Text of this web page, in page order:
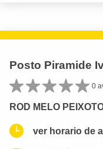
Posto Piramide
0
ROD MELO
ver horario de